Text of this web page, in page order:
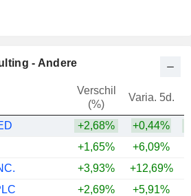
- Andere
Verschil
(%)
Varia. 5d.
+2,68% +0,44%
+1,65% +6,09%
+3,93% +12,69%
+2,69% +5,91%